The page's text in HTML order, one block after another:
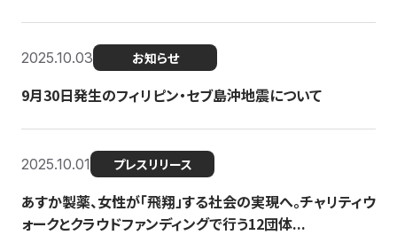
2025.10.03 お知らせ
9月30日発生のフィリピン・セブ島沖地震について
2025.10.01 プレスリリース
あすか製薬、女性が「飛翔」する社会の実現へ。チャリティウ
ォークとクラウドファンディングで行う12団体...